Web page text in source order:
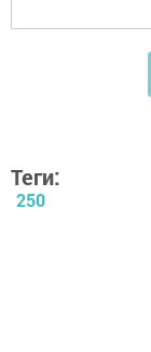
Теги:
250